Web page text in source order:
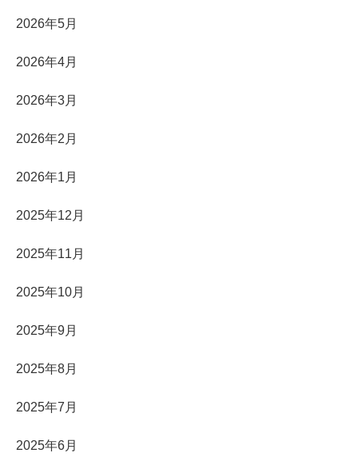
2026年5月
2026年4月
2026年3月
2026年2月
2026年1月
2025年12月
2025年11月
2025年10月
2025年9月
2025年8月
2025年7月
2025年6月